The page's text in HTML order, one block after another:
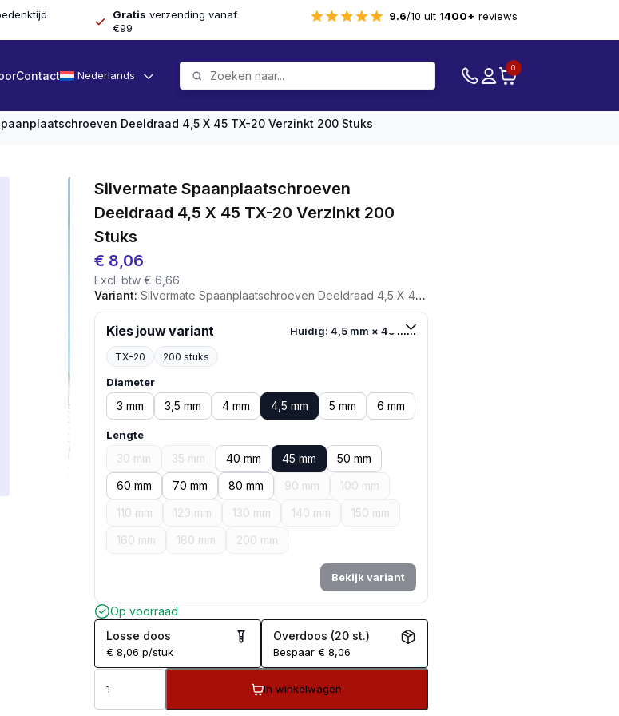
Gratis verzending vanaf
€99
9.6/10 uit 1400+ reviews
Contact Nederlands
0
Deeldraad 4,5 X 45 TX-20 Verzinkt 200 Stuks
Silvermate Spaanplaatschroeven
Deeldraad 4,5 X 45 TX-20 Verzinkt 200
Stuks
€ 8,06
Excl. btw € 6,66
Variant: Silvermate Spaanplaatschroeven Deeldraad 4,5 X 45 TX-20 Verzinkt 200 Stuks
Kies jouw variant Huidig: 4,5 mm × 45 mm
TX-20 200 stuks
Diameter
3 mm 3,5 mm 4 mm 4,5 mm 5 mm 6 mm
Lengte
30 mm 35 mm 40 mm 45 mm
50 mm
60 mm
70 mm 80 mm 90 mm
100 mm
110 mm
120 mm 130 mm 140 mm
150 mm
160 mm
180 mm 200 mm
Bekijk variant
Op voorraad
Losse doos
€ 8,06 p/stuk
Overdoos (20 st.)
Bespaar € 8,06
In winkelwagen